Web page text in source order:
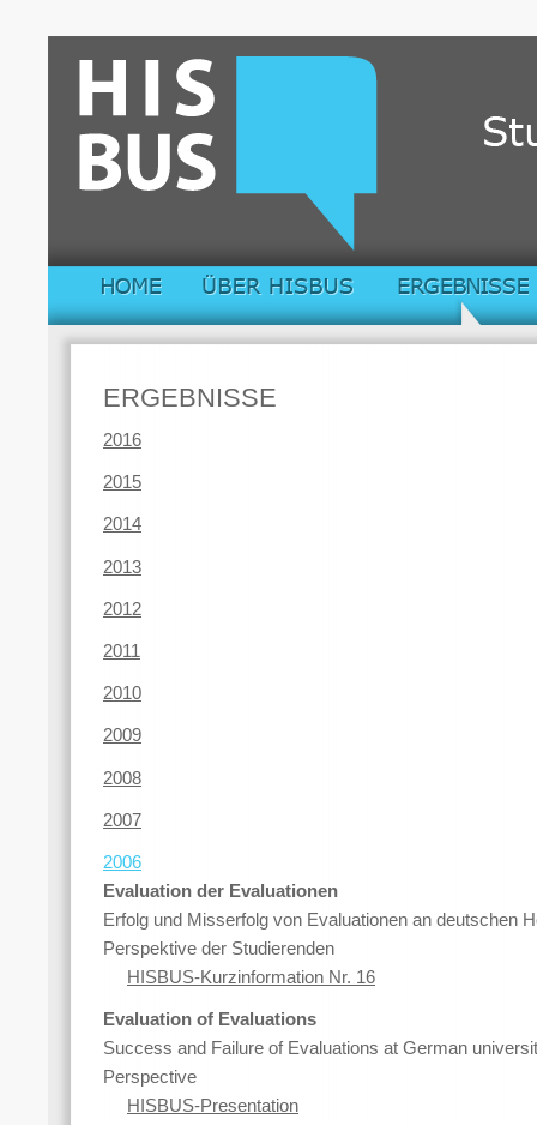
ERGEBNISSE
2016
2015
2014
2013
2012
2011
2010
2009
2008
2007
2006
Evaluation der Evaluationen
Erfolg und Misserfolg von Evaluationen an deutschen
Perspektive der Studierenden
HISBUS-Kurzinformation Nr. 16
Evaluation of Evaluations
Success and Failure of Evaluations at German
Perspective
HISBUS-Presentation